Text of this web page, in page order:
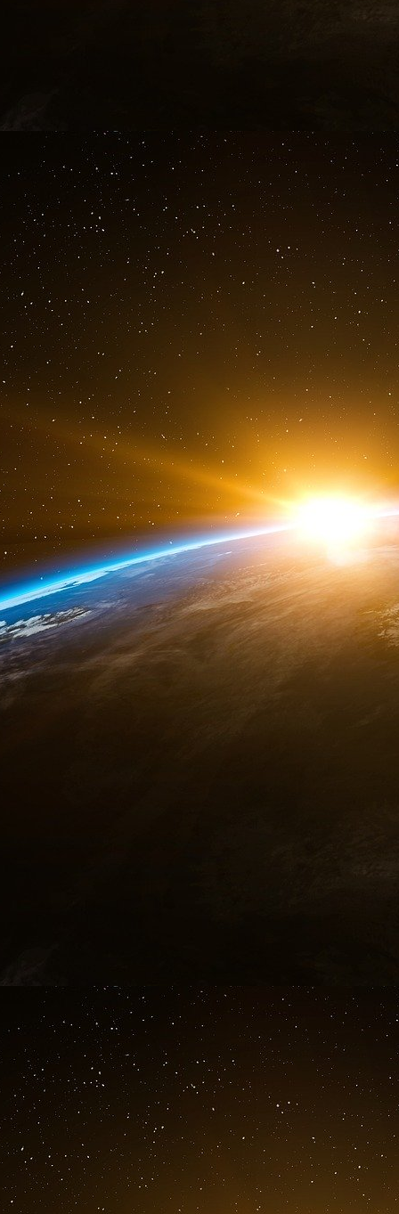
vis du maire. Les élus locaux œuvrent
médicaux dans leurs territoires avec la
mise en place d’initiatives innovantes
télémédecines. Mais l’association des
santé « est avant tout une compétence
déserts médicaux ne pourra pas uniquement
La rectification de ce type d’incohérence
proposition de loi ne réglera évidemment pas
supprime, de manière pragmatique, un
chargée de l’Autonomie, Charlotte
l’Assemblée nationale.
« Selon l’association des médecins
souhaiteraient s’installer dans notre pays,
précise Patricia Demas. Si tous ces
nombre de médecins ayant fait valoir
activement en France. »
Lucile Bonnin